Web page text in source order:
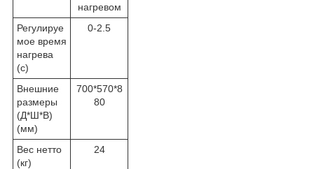
нагревом
Регулируе
мое время
нагрева
(с)
0-2.5
Внешние
размеры
(Д*Ш*В)
(мм)
700*570*8
80
Вес нетто
(кг)
24